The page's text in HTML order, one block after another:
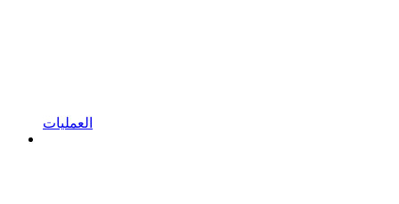
العمليات